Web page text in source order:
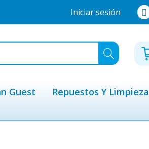
Iniciar sesión
Guest Repuestos Y Limpieza